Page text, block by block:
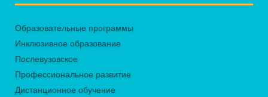
Образовательные программы
Инклюзивное образование
Послевузовское
Профессиональное развитие
Дистанционное обучение